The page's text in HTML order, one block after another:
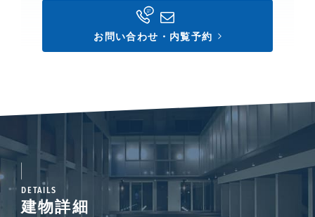
お問い合わせ・内覧予約
DETAILS
建物詳細